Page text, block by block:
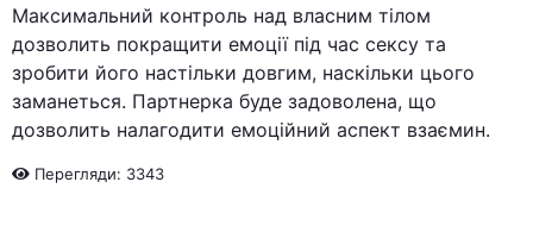
Максимальний контроль над власним тілом
дозволить покращити емоції під час сексу та
зробити його настільки довгим, наскільки цього
заманеться. Партнерка буде задоволена, що
дозволить налагодити емоційний аспект взаємин.
Перегляди: 3343